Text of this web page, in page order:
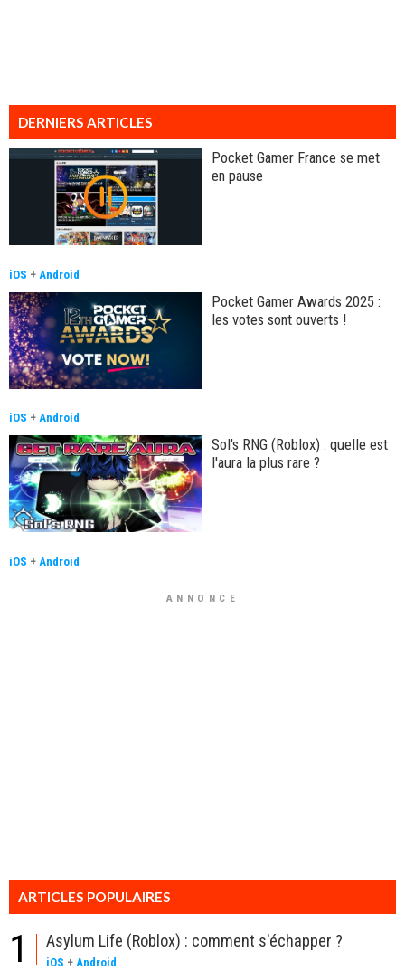
DERNIERS ARTICLES
Pocket Gamer France se met
en pause
iOS + Android
Pocket Gamer Awards 2025 :
les votes sont ouverts !
iOS + Android
Sol's RNG (Roblox) : quelle est
l'aura la plus rare ?
iOS + Android
ANNONCE
ARTICLES POPULAIRES
1 Asylum Life (Roblox) : comment s'échapper ?
iOS + Android